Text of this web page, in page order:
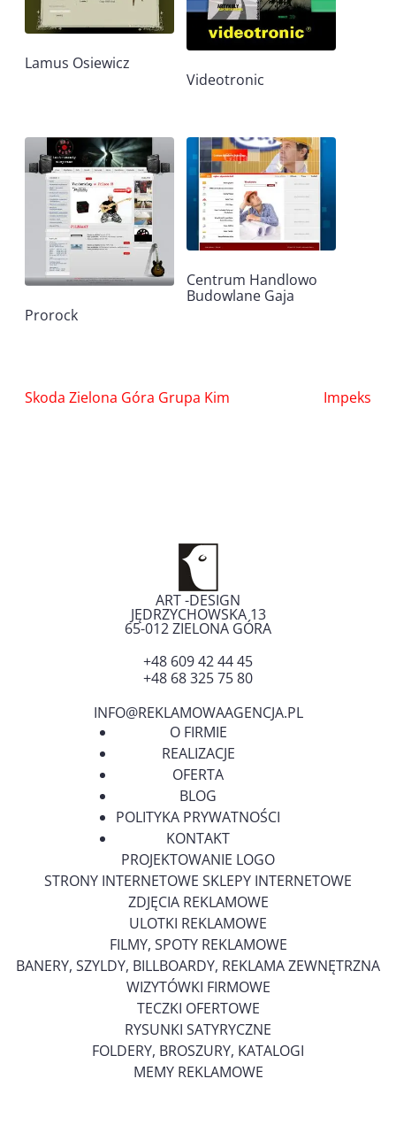
Lamus Osiewicz
Videotronic
Prorock
Centrum Handlowo
Budowlane Gaja
Nawigacja
Skoda Zielona Góra Grupa Kim Impeks
ART -DESIGN
JĘDRZYCHOWSKA 13
65-012ZIELONA GÓRA
+48 609 42 44 45
+48 68 325 75 80
INFO@REKLAMOWAAGENCJA.PL
O FIRMIE
REALIZACJE
OFERTA
BLOG
POLITYKA PRYWATNOŚCI
KONTAKT
PROJEKTOWANIE LOGO
STRONY INTERNETOWE SKLEPY INTERNETOWE
ZDJĘCIA REKLAMOWE
ULOTKI REKLAMOWE
FILMY, SPOTY REKLAMOWE
BANERY, SZYLDY, BILLBOARDY, REKLAMA ZEWNĘTRZNA
WIZYTÓWKI FIRMOWE
TECZKI OFERTOWE
RYSUNKI SATYRYCZNE
FOLDERY, BROSZURY, KATALOGI
MEMY REKLAMOWE